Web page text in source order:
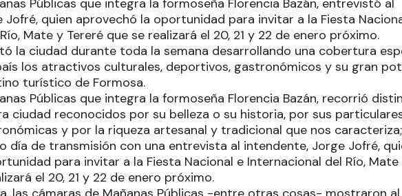
quien aprovechó la oportunidad para invitar a la Fiesta
Mate y Tereré que se realizará el 20, 21 y 22 de enero próximo.
la ciudad durante toda la semana desarrollando una cobertura
los atractivos culturales, deportivos, gastronómicos y su gran
turístico de Formosa.
Públicas que integra la formoseña Florencia Bazán, recorrió
ciudad reconocidos por su belleza o su historia, por sus
y por la riqueza artesanal y tradicional que nos caracteriza;
día de transmisión con una entrevista al intendente, Jorge Jofré,
para invitar a la Fiesta Nacional e Internacional del Río, Mate
el 20, 21 y 22 de enero próximo.